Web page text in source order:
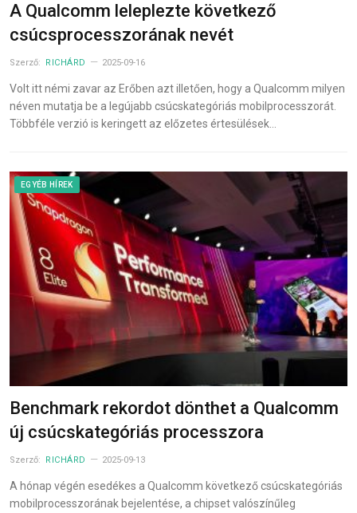
A Qualcomm leleplezte következő
csúcsprocesszorának nevét
Szerző: RICHÁRD 2025-09-16
Volt itt némi zavar az Erőben azt illetően, hogy a Qualcomm milyen
néven mutatja be a legújabb csúcskategóriás mobilprocesszorát.
Többféle verzió is keringett az előzetes értesülések…
EGYÉB HÍREK
Benchmark rekordot dönthet a Qualcomm
új csúcskategóriás processzora
Szerző: RICHÁRD 2025-09-13
A hónap végén esedékes a Qualcomm következő csúcskategóriás
mobilprocesszorának bejelentése, a chipset valószínűleg